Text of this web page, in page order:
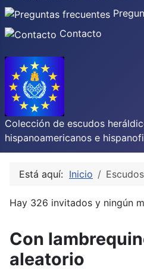
Contacto
Colección de escudos
hispanoamericanos e
Está aquí: Inicio Escudos
Hay 326 invitados y ningún
Con
aleatorio